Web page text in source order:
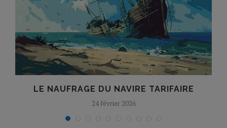
LE NAUFRAGE DU NAVIRE TARIFAIRE
24 février 2026